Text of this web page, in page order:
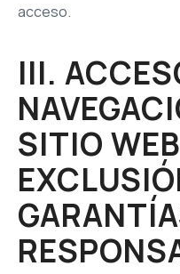
acceso.
III.
SITIO